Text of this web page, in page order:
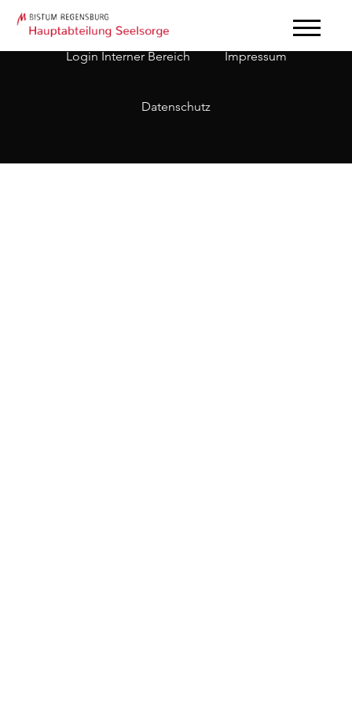
Login Interner Bereich Impressum
Datenschutz